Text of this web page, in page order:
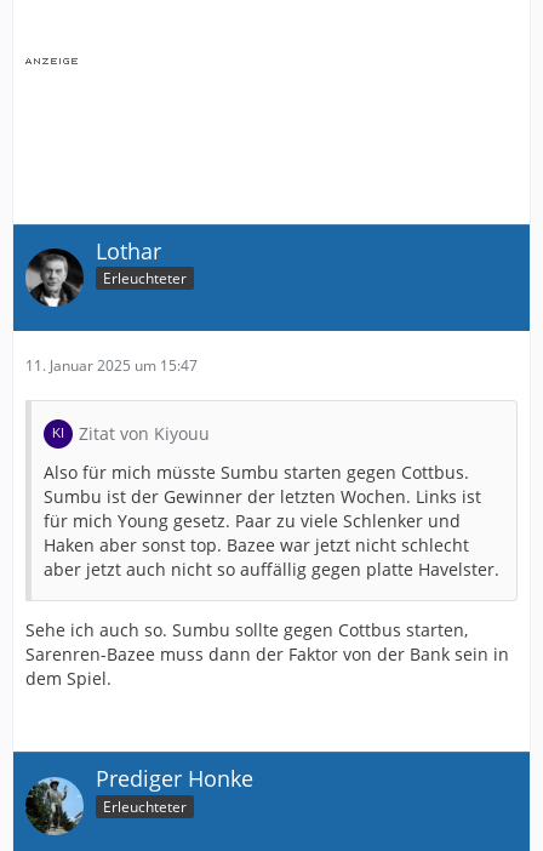
Lothar
Erleuchteter
11. Januar 2025 um 15:47
Zitat von Kiyouu
Also für mich müsste Sumbu starten gegen Cottbus.
Sumbu ist der Gewinner der letzten Wochen. Links ist
für mich Young gesetz. Paar zu viele Schlenker und
Haken aber sonst top. Bazee war jetzt nicht schlecht
aber jetzt auch nicht so auffällig gegen platte Havelster.
Sehe ich auch so. Sumbu sollte gegen Cottbus starten,
Sarenren-Bazee muss dann der Faktor von der Bank sein in
dem Spiel.
Prediger Honke
Erleuchteter